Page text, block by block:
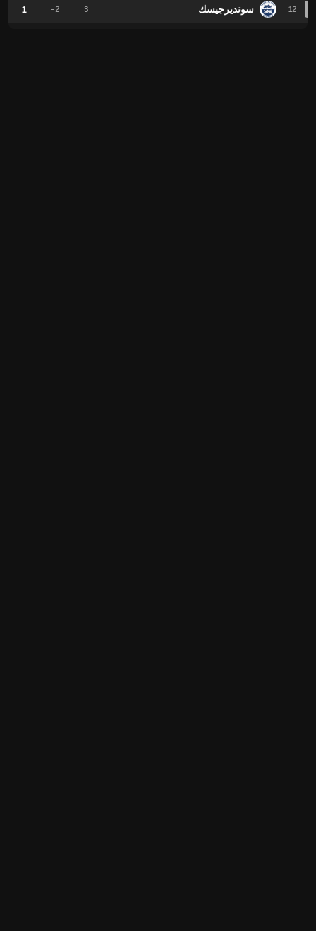
12 سونديرجيسك 3
-2
1